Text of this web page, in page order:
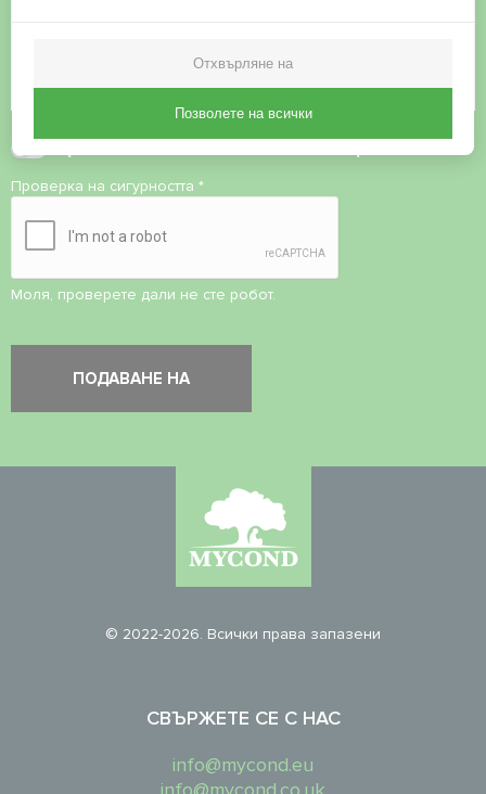
Проверка на сигурността *
Моля, проверете дали не сте робот.
© 2022-2026. Всички права запазени
СВЪРЖЕТЕ СЕ С НАС
info@mycond.eu
Отхвърляне на
Позволете на всички